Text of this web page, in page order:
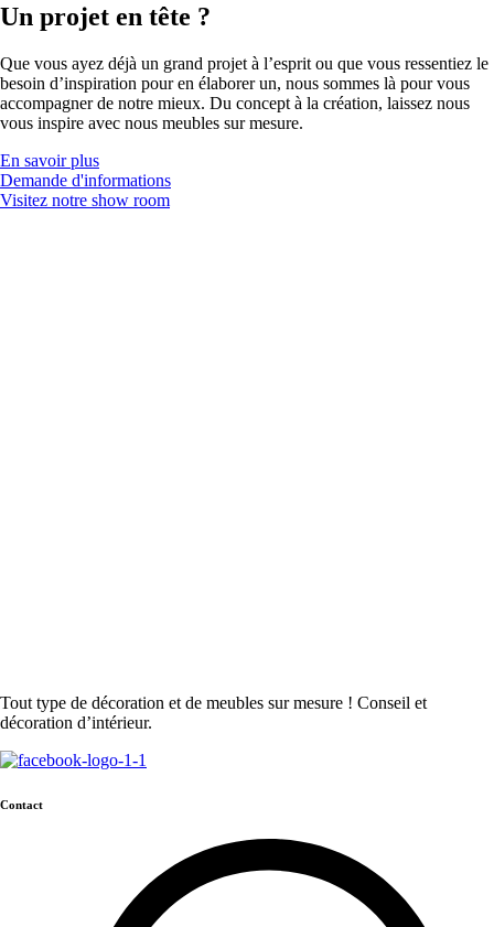
Un projet en tête ?
Que vous ayez déjà un grand projet à l’esprit ou que vous ressentiez le
besoin d’inspiration pour en élaborer un, nous sommes là pour vous
accompagner de notre mieux. Du concept à la création, laissez nous
vous inspire avec nous meubles sur mesure.
En savoir plus
Demande d'informations
Visitez notre show room
Tout type de décoration et de meubles sur mesure ! Conseil et
décoration d’intérieur.
Contact